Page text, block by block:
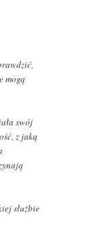
mogą
swój
z jaką
służbie